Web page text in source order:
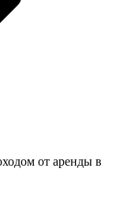
от аренды в